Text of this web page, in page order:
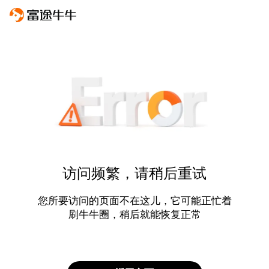
访问频繁，请稍后重试
您所要访问的页面不在这儿，它可能正忙着
刷牛牛圈，稍后就能恢复正常